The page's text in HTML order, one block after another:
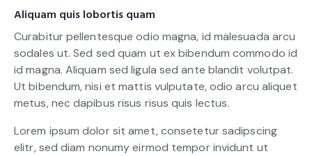
Aliquam quis lobortis quam
Curabitur pellentesque odio magna, id malesuada arcu
sodales ut. Sed sed quam ut ex bibendum commodo id
id magna. Aliquam sed ligula sed ante blandit volutpat.
Ut bibendum, nisi et mattis vulputate, odio arcu aliquet
metus, nec dapibus risus risus quis lectus.
Lorem ipsum dolor sit amet, consetetur sadipscing
elitr, sed diam nonumy eirmod tempor invidunt ut